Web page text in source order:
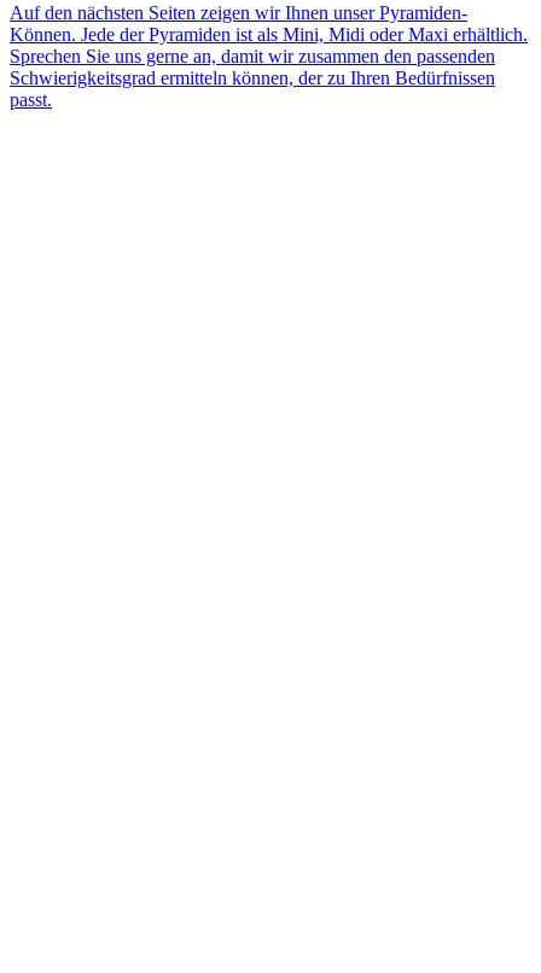
Auf den nächsten Seiten zeigen wir Ihnen unser Pyramiden-
Können. Jede der Pyramiden ist als Mini, Midi oder Maxi erhältlich.
Sprechen Sie uns gerne an, damit wir zusammen den passenden
Schwierigkeitsgrad ermitteln können, der zu Ihren Bedürfnissen
passt.